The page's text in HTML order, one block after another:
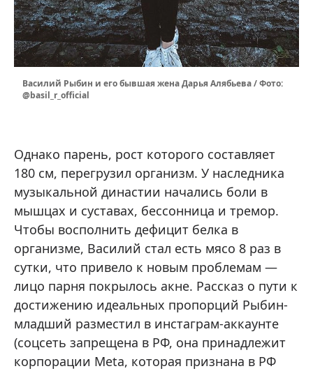
Василий Рыбин и его бывшая жена Дарья Алябьева / Фото:
@basil_r_official
Однако парень, рост которого составляет
180 см, перегрузил организм. У наследника
музыкальной династии начались боли в
мышцах и суставах, бессонница и тремор.
Чтобы восполнить дефицит белка в
организме, Василий стал есть мясо 8 раз в
сутки, что привело к новым проблемам —
лицо парня покрылось акне. Рассказ о пути к
достижению идеальных пропорций Рыбин-
младший разместил в инстаграм-аккаунте
(соцсеть запрещена в РФ, она принадлежит
корпорации Meta, которая признана в РФ